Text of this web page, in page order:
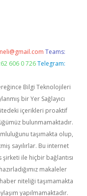
Teams:
606 0 726 Telegram:
Bilgi Teknolojileri
bir Yer Sağlayıcı
içerikleri proaktif
bulunmamaktadır.
taşımakta olup,
sayılırlar. Bu internet
ile hiçbir bağlantısı
makaleler
niteliği taşımamakta
yapılmamaktadır.